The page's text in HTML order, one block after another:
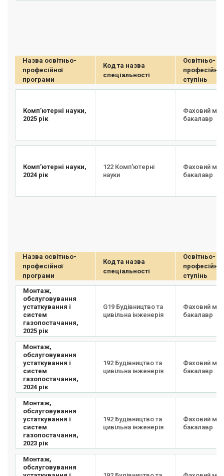
Назва освітньо-
професійної
програми
Код та назва
спеціальності
Освітньо-
ступінь
Комп’ютерні науки,
2025 рік
Фаховий
бакалавр
Комп’ютерні науки,
2024 рік
122 Комп'ютерні
науки
Фаховий
бакалавр
Назва освітньо-
професійної
програми
Код та назва
спеціальності
Освітньо-
ступінь
Монтаж,
обслуговування
устаткування і
систем
газопостачання,
2025 рік
G19 Будівництво та
цивільна інженерія
Фаховий
бакалавр
Монтаж,
обслуговування
устаткування і
систем
газопостачання,
2024 рік
192 Будівництво та
цивільна інженерія
Фаховий
бакалавр
Монтаж,
обслуговування
устаткування і
систем
газопостачання,
2023 рік
192 Будівництво та
цивільна інженерія
Фаховий
бакалавр
Монтаж,
обслуговування